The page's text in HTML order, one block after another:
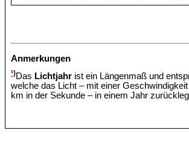
Anmerkungen
¹)Das Lichtjahr ist ein Längenmaß und
welche das Licht – mit einer
km in der Sekunde – in einem Jahr